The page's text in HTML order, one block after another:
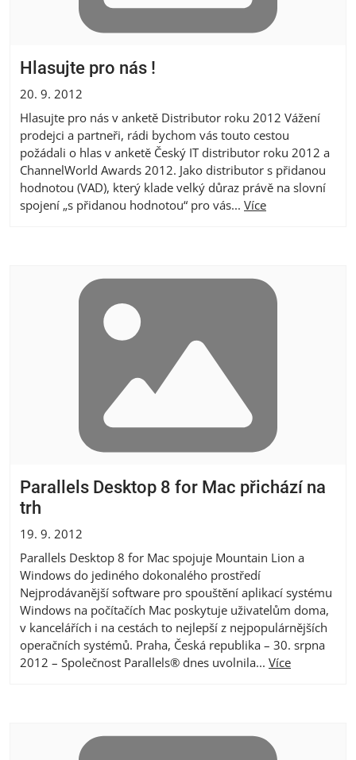
Hlasujte pro nás !
20. 9. 2012
Hlasujte pro nás v anketě Distributor roku 2012 Vážení
prodejci a partneři, rádi bychom vás touto cestou
požádali o hlas v anketě Český IT distributor roku 2012 a
ChannelWorld Awards 2012. Jako distributor s přidanou
hodnotou (VAD), který klade velký důraz právě na slovní
spojení „s přidanou hodnotou“ pro vás... Více
Parallels Desktop 8 for Mac přichází na
trh
19. 9. 2012
Parallels Desktop 8 for Mac spojuje Mountain Lion a
Windows do jediného dokonalého prostředí
Nejprodávanější software pro spouštění aplikací systému
Windows na počítačích Mac poskytuje uživatelům doma,
v kancelářích i na cestách to nejlepší z nejpopulárnějších
operačních systémů. Praha, Česká republika – 30. srpna
2012 – Společnost Parallels® dnes uvolnila... Více